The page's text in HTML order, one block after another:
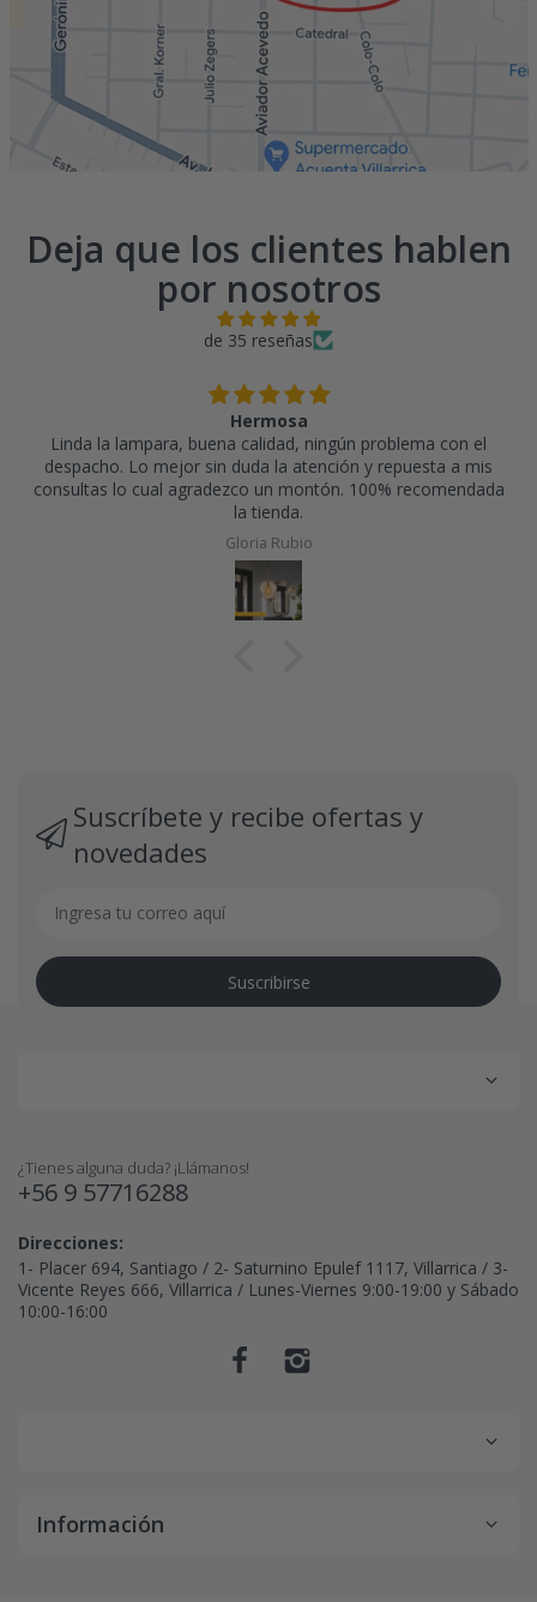
Deja que los clientes hablen
por nosotros
de 35 reseñas
Hermosa
Linda la lampara, buena calidad, ningún problema con el
despacho. Lo mejor sin duda la atención y repuesta a mis
consultas lo cual agradezco un montón. 100% recomendada
la tienda.
Gloria Rubio
Suscríbete y recibe ofertas y
novedades
Suscribirse
¿Tienes alguna duda? ¡Llámanos!
+56 9 57716288
Direcciones:
1- Placer 694, Santiago / 2- Saturnino Epulef 1117, Villarrica / 3-
Vicente Reyes 666, Villarrica / Lunes-Viernes 9:00-19:00 y Sábado
10:00-16:00
Información